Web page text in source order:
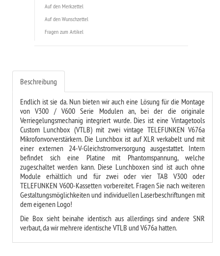
Auf den Merkzettel
Auf den Wunschzettel
Fragen zum Artikel
Beschreibung
Endlich ist sie da. Nun bieten wir auch eine Lösung für die Montage
von V300 / V600 Serie Modulen an, bei der die originale
Verriegelungsmechanig integriert wurde. Dies ist eine Vintagetools
Custom Lunchbox (VTLB) mit zwei vintage TELEFUNKEN V676a
Mikrofonvorverstärkern. Die Lunchbox ist auf XLR verkabelt und mit
einer externen 24-V-Gleichstromversorgung ausgestattet. Intern
befindet sich eine Platine mit Phantomspannung, welche
zugeschaltet werden kann. Diese Lunchboxen sind ist auch ohne
Module erhältlich und für zwei oder vier TAB V300 oder
TELEFUNKEN V600-Kassetten vorbereitet. Fragen Sie nach weiteren
Gestaltungsmöglichkeiten und individuellen Laserbeschriftungen mit
dem eigenen Logo!
Die Box sieht beinahe identisch aus allerdings sind andere SNR
verbaut, da wir mehrere identische VTLB und V676a hatten.